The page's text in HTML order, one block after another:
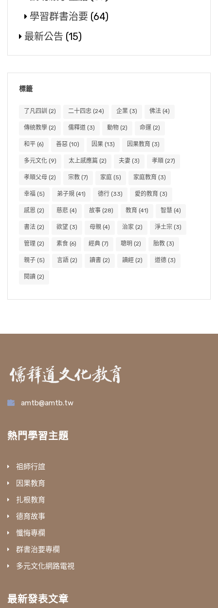
學習群書治要 (64)
最新公告 (15)
標籤
了凡四訓 (2) 二十四忠 (24) 企業 (3) 佛法 (4)
傳統教學 (2) 儒釋道 (3) 動物 (2) 命運 (2)
和平 (6) 善惡 (10) 因果 (13) 因果教育 (3)
多元文化 (9) 太上感應篇 (2) 夫妻 (3) 孝順 (27)
孝順父母 (2) 宗教 (7) 家庭 (5) 家庭教育 (3)
幸福 (5) 弟子規 (41) 德行 (33) 愛的教育 (3)
感恩 (2) 慈悲 (4) 故事 (28) 教育 (41) 智慧 (4)
書法 (2) 欲望 (3) 母親 (4) 治家 (2) 淨土宗 (3)
管理 (2) 素食 (6) 經典 (7) 聰明 (2) 胎教 (3)
親子 (5) 言語 (2) 讀書 (2) 讀經 (2) 道德 (3)
閱讀 (2)
amtb@amtb.tw
熱門學習主題
祖師行誼
因果教育
扎根教育
德育故事
懺悔專欄
群書治要專欄
多元文化網路電視
最新發表文章